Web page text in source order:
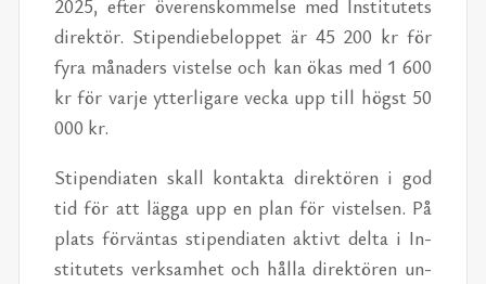
2025, ef­ter över­ens­kom­mel­se med In­sti­tu­tets
di­rek­tör. Sti­pen­die­be­lop­pet är 45 200 kr för
fyra må­na­ders vis­tel­se och kan ökas med 1 600
kr för var­je yt­ter­li­ga­re vec­ka upp till högst 50
000 kr.
Sti­pen­di­a­ten skall kon­tak­ta di­rek­tö­ren i god
tid för att läg­ga upp en plan för vis­tel­sen. På
plats för­vän­tas sti­pen­di­a­ten ak­tivt del­ta i In­
sti­tu­tets verk­sam­het och hål­la di­rek­tö­ren un­